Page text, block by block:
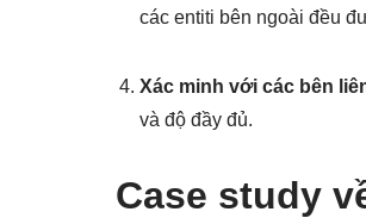
các entiti bên ngoài đều
Xác minh với các bên
và độ đầy đủ.
Case study